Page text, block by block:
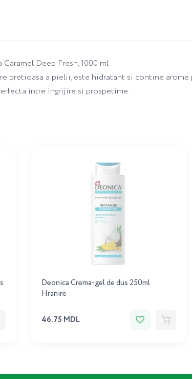
Deep Fresh, 1000 ml
pretioasa a pielii, este hidratant si contine
intre ingrijire si prospetime.
Deonica Crema-gel de dus 250ml
Hranire
46.75 MDL